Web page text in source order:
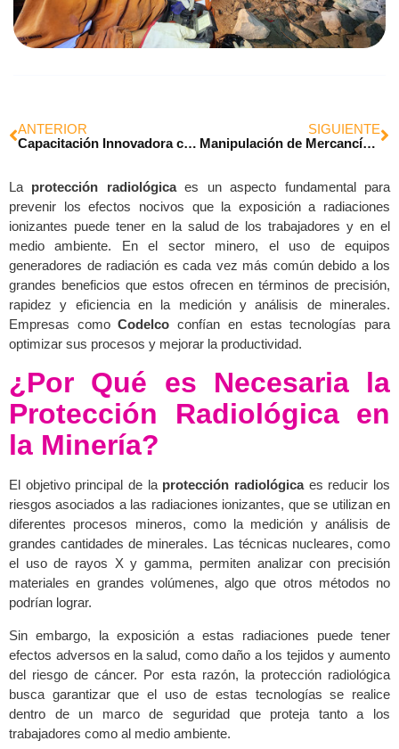
ANTERIOR
Capacitación Innovadora con Realidad Virtual en el Uso de Extintores para la Tesorería General de la República
SIGUIENTE
Manipulación de Mercancías Peligrosas: Cursos Obligatorios para el Sector Marítimo
La protección radiológicaes un aspecto fundamental para
prevenir los efectos nocivos que la exposición a radiaciones
ionizantes puede tener en la salud de los trabajadores y en el
medio ambiente. En el sector minero, el uso de equipos
generadores de radiación es cada vez más común debido a los
grandes beneficios que estos ofrecen en términos de precisión,
rapidez y eficiencia en la medición y análisis de minerales.
Empresas comoCodelco confían en estas tecnologías para
optimizar sus procesos y mejorar la productividad.
¿Por Qué es Necesaria la
Protección Radiológica en
la Minería?
El objetivo principal de la protección radiológicaes reducir los
riesgos asociados a las radiaciones ionizantes, que se utilizan en
diferentes procesos mineros, como la medición y análisis de
grandes cantidades de minerales. Las técnicas nucleares, como
el uso de rayos X y gamma, permiten analizar con precisión
materiales en grandes volúmenes, algo que otros métodos no
podrían lograr.
Sin embargo, la exposición a estas radiaciones puede tener
efectos adversos en la salud, como daño a los tejidos y aumento
del riesgo de cáncer. Por esta razón, la protección radiológica
busca garantizar que el uso de estas tecnologías se realice
dentro de un marco de seguridad que proteja tanto a los
trabajadores como al medio ambiente.